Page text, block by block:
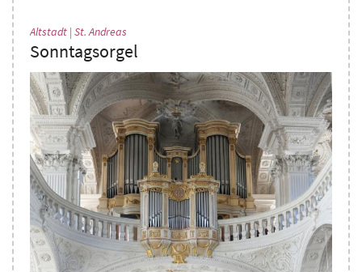
Altstadt | St. Andreas
Sonntagsorgel